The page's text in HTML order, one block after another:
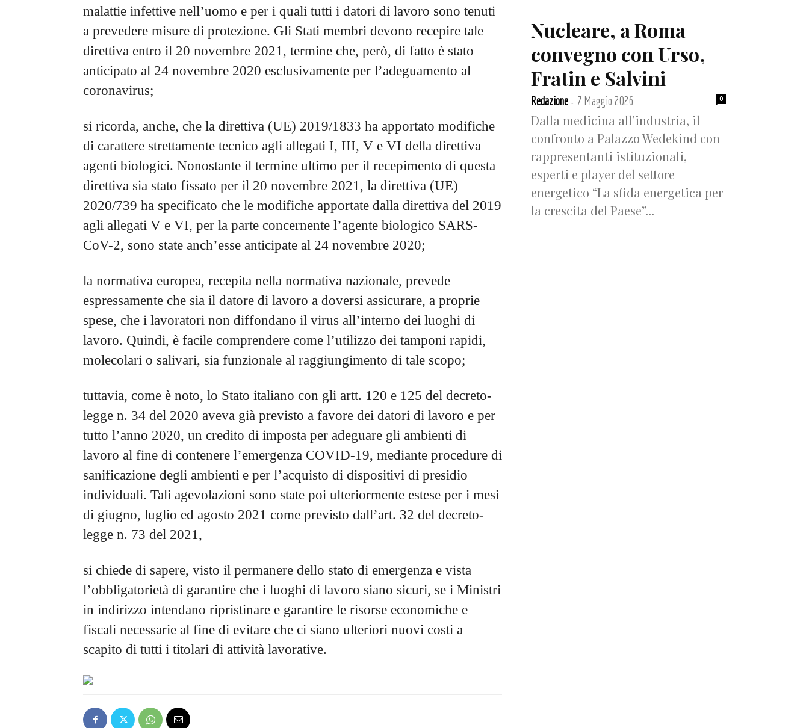
malattie infettive nell’uomo e per i quali tutti i datori di lavoro sono tenuti
a prevedere misure di protezione. Gli Stati membri devono recepire tale
direttiva entro il 20 novembre 2021, termine che, però, di fatto è stato
anticipato al 24 novembre 2020 esclusivamente per l’adeguamento al
coronavirus;
si ricorda, anche, che la direttiva (UE) 2019/1833 ha apportato modifiche
di carattere strettamente tecnico agli allegati I, III, V e VI della direttiva
agenti biologici. Nonostante il termine ultimo per il recepimento di questa
direttiva sia stato fissato per il 20 novembre 2021, la direttiva (UE)
2020/739 ha specificato che le modifiche apportate dalla direttiva del 2019
agli allegati V e VI, per la parte concernente l’agente biologico SARS-
CoV-2, sono state anch’esse anticipate al 24 novembre 2020;
la normativa europea, recepita nella normativa nazionale, prevede
espressamente che sia il datore di lavoro a doversi assicurare, a proprie
spese, che i lavoratori non diffondano il virus all’interno dei luoghi di
lavoro. Quindi, è facile comprendere come l’utilizzo dei tamponi rapidi,
molecolari o salivari, sia funzionale al raggiungimento di tale scopo;
tuttavia, come è noto, lo Stato italiano con gli artt. 120 e 125 del decreto-
legge n. 34 del 2020 aveva già previsto a favore dei datori di lavoro e per
tutto l’anno 2020, un credito di imposta per adeguare gli ambienti di
lavoro al fine di contenere l’emergenza COVID-19, mediante procedure di
sanificazione degli ambienti e per l’acquisto di dispositivi di presidio
individuali. Tali agevolazioni sono state poi ulteriormente estese per i mesi
di giugno, luglio ed agosto 2021 come previsto dall’art. 32 del decreto-
legge n. 73 del 2021,
si chiede di sapere, visto il permanere dello stato di emergenza e vista
l’obbligatorietà di garantire che i luoghi di lavoro siano sicuri, se i Ministri
in indirizzo intendano ripristinare e garantire le risorse economiche e
fiscali necessarie al fine di evitare che ci siano ulteriori nuovi costi a
scapito di tutti i titolari di attività lavorative.
Nucleare, a Roma
convegno con Urso,
Fratin e Salvini
Redazione - 7 Maggio 2026 0
Dalla medicina all’industria, il
confronto a Palazzo Wedekind con
rappresentanti istituzionali,
esperti e player del settore
energetico “La sfida energetica per
la crescita del Paese”...